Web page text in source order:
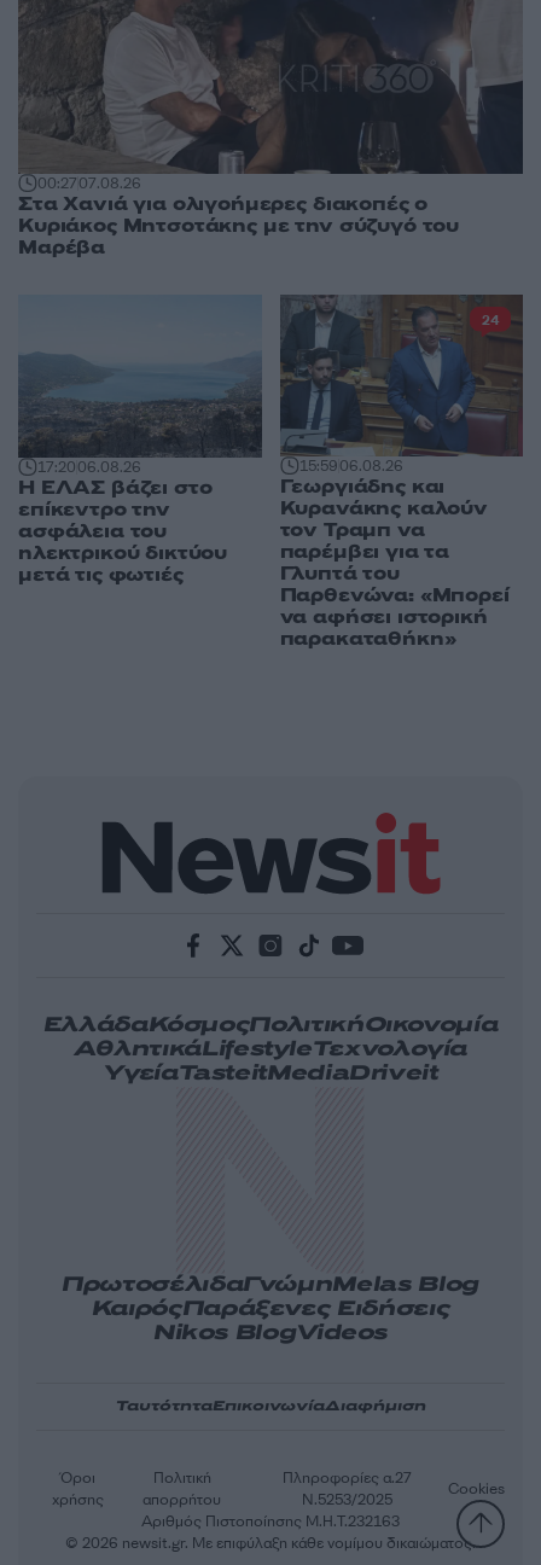
00:2707.08.26
Στα Χανιά για ολιγοήμερες διακοπές ο
Κυριάκος Μητσοτάκης με την σύζυγό του
Μαρέβα
17:2006.08.26
Η ΕΛΑΣ βάζει στο
επίκεντρο την
ασφάλεια του
ηλεκτρικού δικτύου
μετά τις φωτιές
15:5906.08.26
Γεωργιάδης και
Κυρανάκης καλούν
τον Τραμπ να
παρέμβει για τα
Γλυπτά του
Παρθενώνα: «Μπορεί
να αφήσει ιστορική
παρακαταθήκη»
24
ΕλλάδαΚόσμοςΠολιτικήΟικονομία
ΑθλητικάLifestyleΤεχνολογία
ΥγείαTasteitMediaDriveit
ΠρωτοσέλιδαΓνώμηMelas Blog
ΚαιρόςΠαράξενες Ειδήσεις
Nikos BlogVideos
ΤαυτότηταΕπικοινωνίαΔιαφήμιση
Αριθμός Πιστοποίησης Μ.Η.Τ.232163
Όροι
χρήσης
Πολιτική
απορρήτου
Πληροφορίες α.27
Ν.5253/2025
Cookies
© 2026 newsit.gr. Με επιφύλαξη κάθε νομίμου δικαιώματος.